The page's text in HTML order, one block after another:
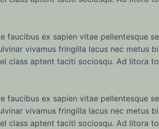
ex sapien vitae pellentesque
vivamus fringilla lacus nec metus
class aptent taciti sociosqu. Ad litora
ex sapien vitae pellentesque
vivamus fringilla lacus nec metus
class aptent taciti sociosqu. Ad litora